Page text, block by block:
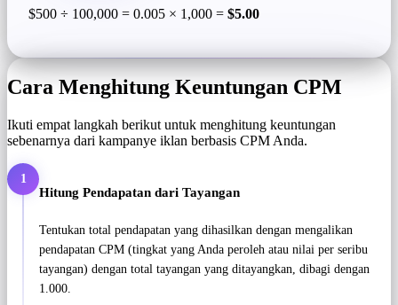
$500 ÷ 100,000 = 0.005 × 1,000 = $5.00
Cara Menghitung Keuntungan CPM
Ikuti empat langkah berikut untuk menghitung keuntungan
sebenarnya dari kampanye iklan berbasis CPM Anda.
1
Hitung Pendapatan dari Tayangan
Tentukan total pendapatan yang dihasilkan dengan mengalikan
pendapatan CPM (tingkat yang Anda peroleh atau nilai per seribu
tayangan) dengan total tayangan yang ditayangkan, dibagi dengan
1.000.